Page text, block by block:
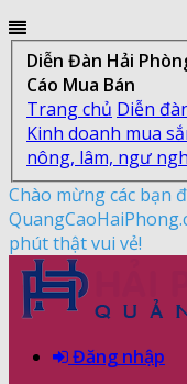
Diễn Đàn Hải
Cáo Mua Bán
Trang chủ Diễn
Kinh doanh mua
nông, lâm, ngư
Chào mừng các bạn
phút thật vui vẻ!
Đăng nhập